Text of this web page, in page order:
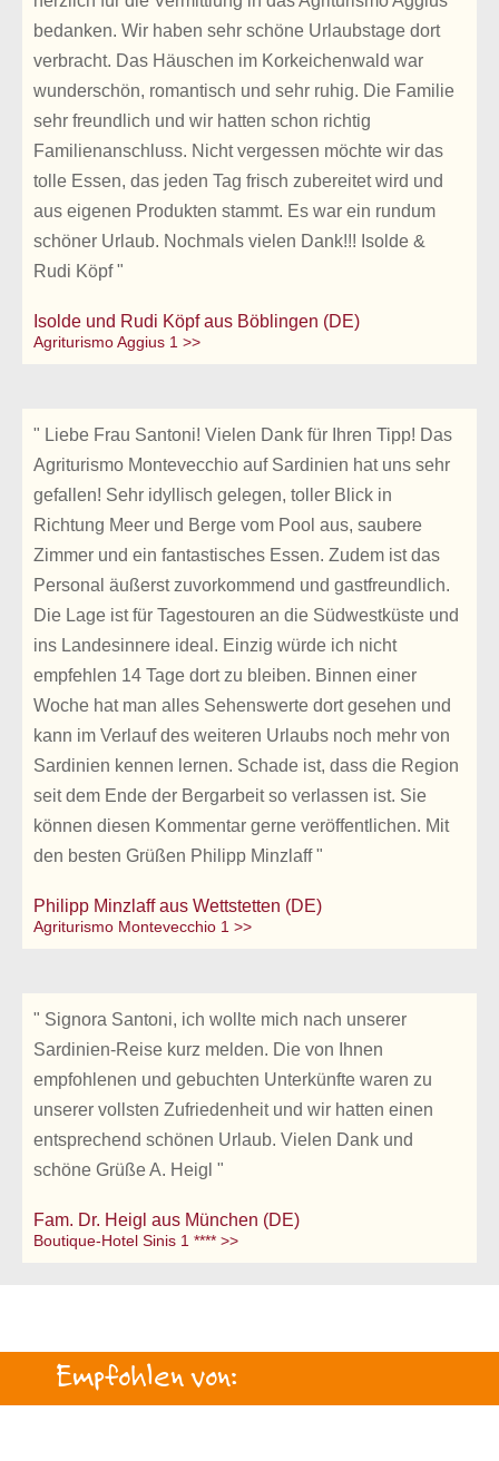
bedanken. Wir haben sehr schöne Urlaubstage dort
verbracht. Das Häuschen im Korkeichenwald war
wunderschön, romantisch und sehr ruhig. Die Familie
sehr freundlich und wir hatten schon richtig
Familienanschluss. Nicht vergessen möchte wir das
tolle Essen, das jeden Tag frisch zubereitet wird und
aus eigenen Produkten stammt. Es war ein rundum
schöner Urlaub. Nochmals vielen Dank!!! Isolde &
Rudi Köpf "
Isolde und Rudi Köpf aus Böblingen (DE)
Agriturismo Aggius 1 >>
" Liebe Frau Santoni! Vielen Dank für Ihren Tipp! Das
Agriturismo Montevecchio auf Sardinien hat uns sehr
gefallen! Sehr idyllisch gelegen, toller Blick in
Richtung Meer und Berge vom Pool aus, saubere
Zimmer und ein fantastisches Essen. Zudem ist das
Personal äußerst zuvorkommend und gastfreundlich.
Die Lage ist für Tagestouren an die Südwestküste und
ins Landesinnere ideal. Einzig würde ich nicht
empfehlen 14 Tage dort zu bleiben. Binnen einer
Woche hat man alles Sehenswerte dort gesehen und
kann im Verlauf des weiteren Urlaubs noch mehr von
Sardinien kennen lernen. Schade ist, dass die Region
seit dem Ende der Bergarbeit so verlassen ist. Sie
können diesen Kommentar gerne veröffentlichen. Mit
den besten Grüßen Philipp Minzlaff "
Philipp Minzlaff aus Wettstetten (DE)
Agriturismo Montevecchio 1 >>
" Signora Santoni, ich wollte mich nach unserer
Sardinien-Reise kurz melden. Die von Ihnen
empfohlenen und gebuchten Unterkünfte waren zu
unserer vollsten Zufriedenheit und wir hatten einen
entsprechend schönen Urlaub. Vielen Dank und
schöne Grüße A. Heigl "
Fam. Dr. Heigl aus München (DE)
Boutique-Hotel Sinis 1 **** >>
Empfohlen von: